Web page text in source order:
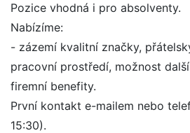
Pozice vhodná i pro absolventy.
Nabízíme:
- zázemí kvalitní značky,
pracovní prostředí, možnost
firemní benefity.
První kontakt e-mailem nebo
15:30).